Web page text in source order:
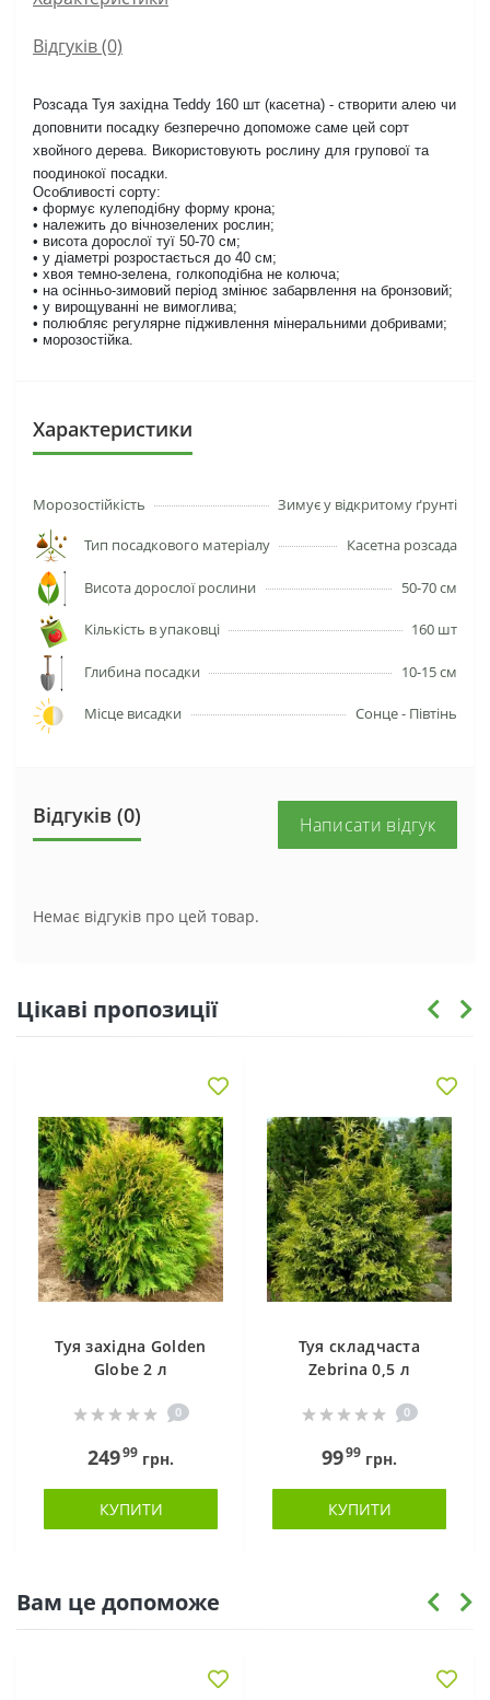
Відгуків (0)
Розсада Туя західна Teddy 160 шт (касетна) - створити алею чи
доповнити посадку безперечно допоможе саме цей сорт
хвойного дерева. Використовують рослину для групової та
поодинокої посадки.
Особливості сорту:
• формує кулеподібну форму крона;
• належить до вічнозелених рослин;
• висота дорослої туї 50-70 см;
• у діаметрі розростається до 40 см;
• хвоя темно-зелена, голкоподібна не колюча;
• на осінньо-зимовий період змінює забарвлення на бронзовий;
• у вирощуванні не вимоглива;
• полюбляє регулярне підживлення мінеральними добривами;
• морозостійка.
Характеристики
Морозостійкість Зимує у відкритому ґрунті
Тип посадкового матеріалу Касетна розсада
Висота дорослої рослини 50-70 см
Кількість в упаковці 160 шт
Глибина посадки 10-15 см
Місце висадки Сонце - Півтінь
Відгуків (0) Написати відгук
Немає відгуків про цей товар.
Цікаві пропозиції
Туя західна Golden
Globe 2 л
0
24999 грн.
КУПИТИ
Туя складчаста
Zebrina 0,5 л
0
9999 грн.
КУПИТИ
Вам це допоможе